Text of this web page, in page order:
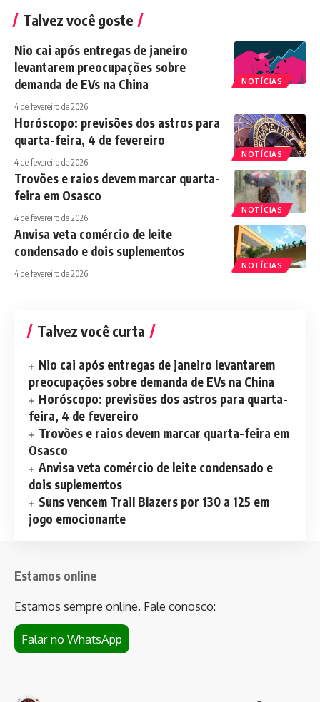
Talvez você goste
NOTÍCIAS
Nio cai após entregas de janeiro
levantarem preocupações sobre
demanda de EVs na China
4 de fevereiro de 2026
NOTÍCIAS
Horóscopo: previsões dos astros para
quarta-feira, 4 de fevereiro
4 de fevereiro de 2026
NOTÍCIAS
Trovões e raios devem marcar quarta-
feira em Osasco
4 de fevereiro de 2026
NOTÍCIAS
Anvisa veta comércio de leite
condensado e dois suplementos
4 de fevereiro de 2026
Talvez você curta
Nio cai após entregas de janeiro levantarem
preocupações sobre demanda de EVs na China
Horóscopo: previsões dos astros para quarta-
feira, 4 de fevereiro
Trovões e raios devem marcar quarta-feira em
Osasco
Anvisa veta comércio de leite condensado e
dois suplementos
Suns vencem Trail Blazers por 130 a 125 em
jogo emocionante
Estamos online
Estamos sempre online. Fale conosco:
Falar no WhatsApp